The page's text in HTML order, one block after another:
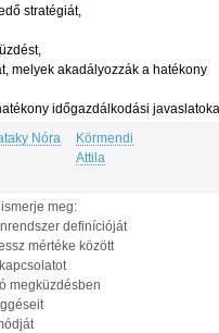
stratégiát,
melyek akadályozzák a hatékony
időgazdálkodási
Nóra
Körmendi
Attila
meg:
definícióját
mértéke között
megküzdésben